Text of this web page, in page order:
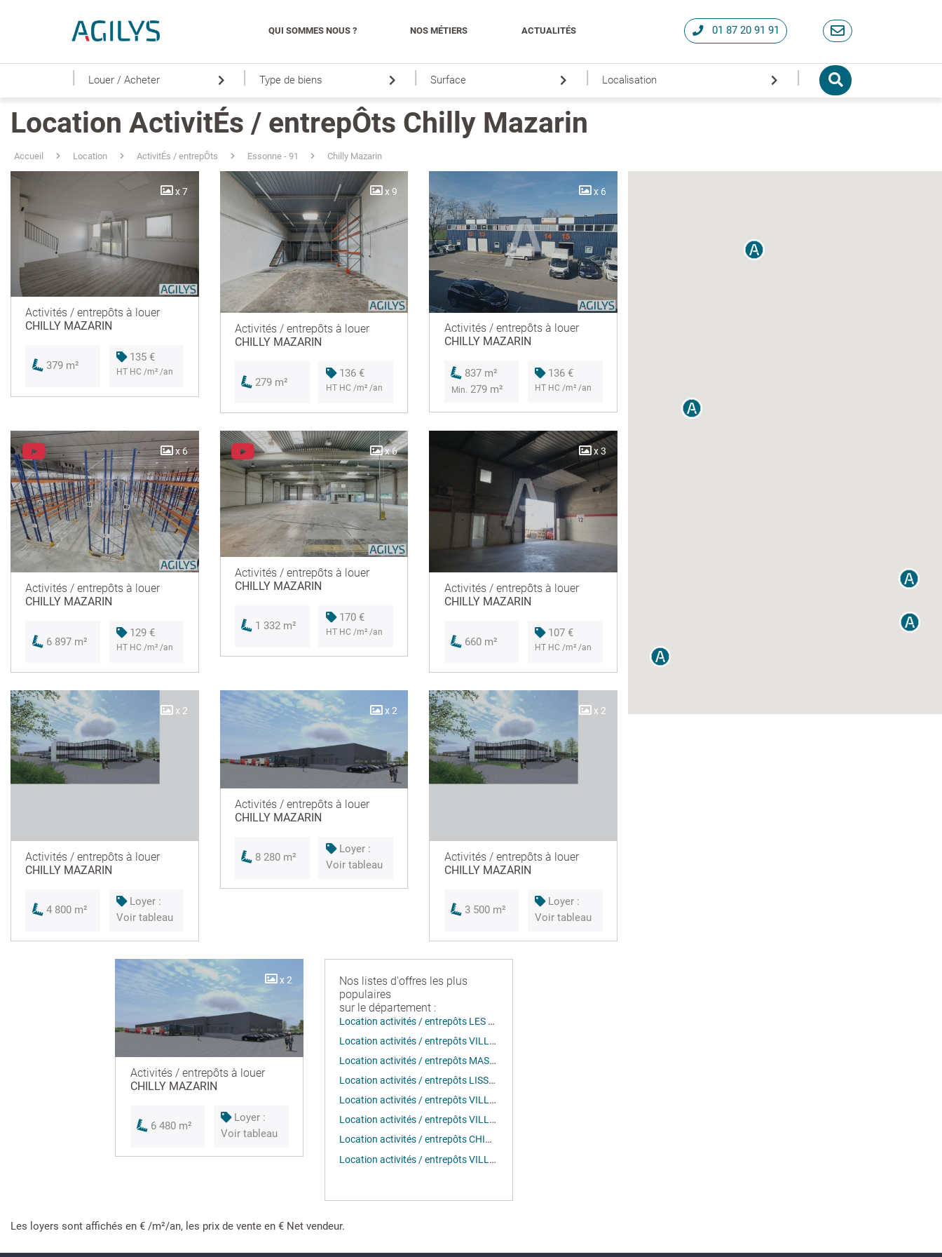
QUI SOMMES NOUS ? NOS MÉTIERS ACTUALITÉS 01 87 20 91 91
| Louer / Acheter | Type de biens | Surface | Localisation |
Location ActivitÉs / entrepÔts Chilly Mazarin
Accueil Location ActivitÉs / entrepÔts Essonne - 91 Chilly Mazarin
x 7
Activités / entrepôts à louer
CHILLY MAZARIN
379 m²
135 €
HT HC /m² /an
x 9
Activités / entrepôts à louer
CHILLY MAZARIN
279 m²
136 €
HT HC /m² /an
x 6
Activités / entrepôts à louer
CHILLY MAZARIN
837 m²
Min. 279 m²
136 €
HT HC /m² /an
x 6
Activités / entrepôts à louer
CHILLY MAZARIN
6 897 m²
129 €
HT HC /m² /an
x 6
Activités / entrepôts à louer
CHILLY MAZARIN
1 332 m²
170 €
HT HC /m² /an
x 3
Activités / entrepôts à louer
CHILLY MAZARIN
660 m²
107 €
HT HC /m² /an
x 2
Activités / entrepôts à louer
CHILLY MAZARIN
4 800 m²
Loyer :
Voir tableau
x 2
Activités / entrepôts à louer
CHILLY MAZARIN
8 280 m²
Loyer :
Voir tableau
x 2
Activités / entrepôts à louer
CHILLY MAZARIN
3 500 m²
Loyer :
Voir tableau
x 2
Activités / entrepôts à louer
CHILLY MAZARIN
6 480 m²
Loyer :
Voir tableau
Nos listes d'offres les plus
populaires
sur le département :
Location activités / entrepôts LES ULIS (91940)
Location activités / entrepôts VILLEBON SUR YVETTE (91140)
Location activités / entrepôts MASSY (91300)
Location activités / entrepôts LISSES (91090)
Location activités / entrepôts VILLEBON SUR YVETTE (91940)
Location activités / entrepôts VILLEBON-SUR-YVETTE (91140)
Location activités / entrepôts CHILLY MAZARIN (91380)
Location activités / entrepôts VILLEJUST (91140)
Les loyers sont affichés en € /m²/an, les prix de vente en € Net vendeur.